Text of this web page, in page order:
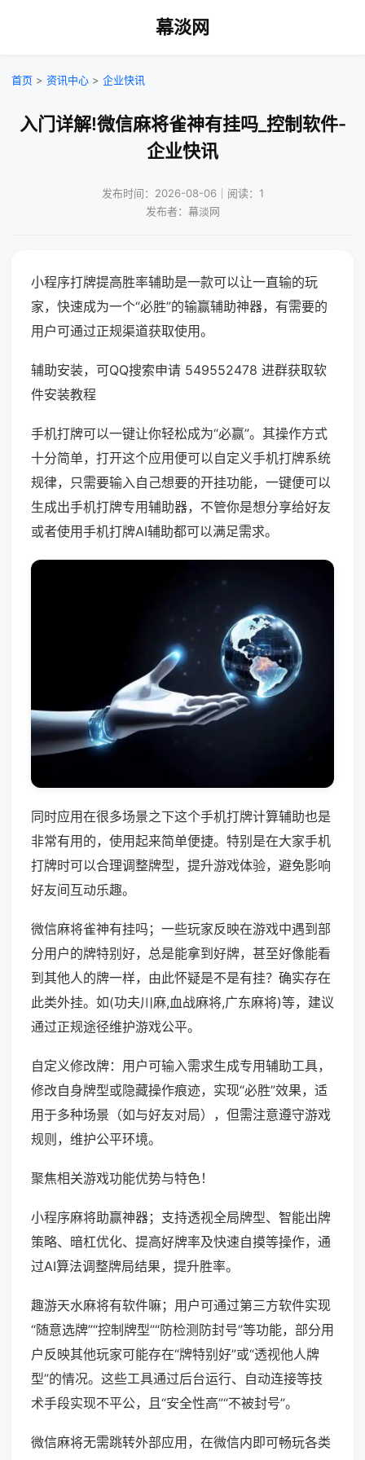
幕淡网
首页 > 资讯中心 > 企业快讯
入门详解!微信麻将雀神有挂吗_控制软件-
企业快讯
发布时间：2026-08-06｜阅读：1
发布者：幕淡网
小程序打牌提高胜率辅助是一款可以让一直输的玩
家，快速成为一个“必胜”的输赢辅助神器，有需要的
用户可通过正规渠道获取使用。
辅助安装，可QQ搜索申请 549552478 进群获取软
件安装教程
手机打牌可以一键让你轻松成为“必赢”。其操作方式
十分简单，打开这个应用便可以自定义手机打牌系统
规律，只需要输入自己想要的开挂功能，一键便可以
生成出手机打牌专用辅助器，不管你是想分享给好友
或者使用手机打牌AI辅助都可以满足需求。
同时应用在很多场景之下这个手机打牌计算辅助也是
非常有用的，使用起来简单便捷。特别是在大家手机
打牌时可以合理调整牌型，提升游戏体验，避免影响
好友间互动乐趣。
微信麻将雀神有挂吗；一些玩家反映在游戏中遇到部
分用户的牌特别好，总是能拿到好牌，甚至好像能看
到其他人的牌一样，由此怀疑是不是有挂？确实存在
此类外挂。如(功夫川麻,血战麻将,广东麻将)等，建议
通过正规途径维护游戏公平。
自定义修改牌：用户可输入需求生成专用辅助工具，
修改自身牌型或隐藏操作痕迹，实现“必胜”效果，适
用于多种场景（如与好友对局），但需注意遵守游戏
规则，维护公平环境。
聚焦相关游戏功能优势与特色！
小程序麻将助赢神器；支持透视全局牌型、智能出牌
策略、暗杠优化、提高好牌率及快速自摸等操作，通
过AI算法调整牌局结果，提升胜率。
趣游天水麻将有软件嘛；用户可通过第三方软件实现
“随意选牌”“控制牌型”“防检测防封号”等功能，部分用
户反映其他玩家可能存在“牌特别好”或“透视他人牌
型”的情况。这些工具通过后台运行、自动连接等技
术手段实现不平公，且“安全性高”“不被封号”。
微信麻将无需跳转外部应用，在微信内即可畅玩各类